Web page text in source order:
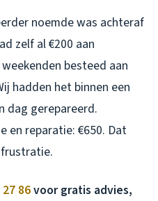
noemde was achteraf
zelf al €200 aan
besteed aan
hadden het binnen een
dag gerepareerd.
en reparatie: €650. Dat
86voor gratis advies,